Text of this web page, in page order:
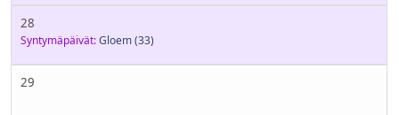
28
Syntymäpäivät:Gloem(33)
29